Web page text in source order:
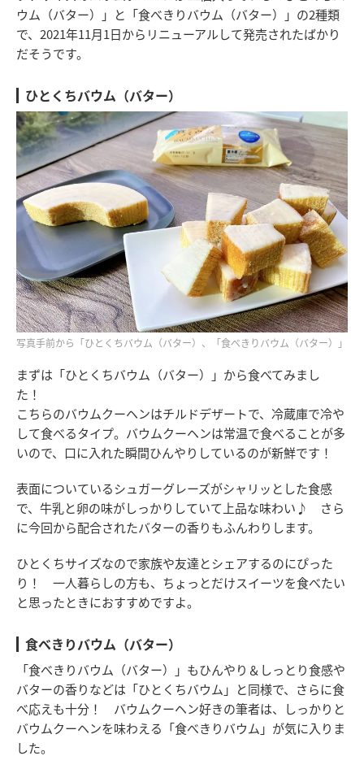
ウム（バター）」と「食べきりバウム（バター）」の2種類
で、2021年11月1日からリニューアルして発売されたばかり
だそうです。
ひとくちバウム（バター）
写真手前から「ひとくちバウム（バター）、「食べきりバウム（バター）」
まずは「ひとくちバウム（バター）」から食べてみまし
た！
こちらのバウムクーヘンはチルドデザートで、冷蔵庫で冷や
して食べるタイプ。バウムクーヘンは常温で食べることが多
いので、口に入れた瞬間ひんやりしているのが新鮮です！
表面についているシュガーグレーズがシャリッとした食感
で、牛乳と卵の味がしっかりしていて上品な味わい♪ さら
に今回から配合されたバターの香りもふんわりします。
ひとくちサイズなので家族や友達とシェアするのにぴった
り！ 一人暮らしの方も、ちょっとだけスイーツを食べたい
と思ったときにおすすめですよ。
食べきりバウム（バター）
「食べきりバウム（バター）」もひんやり＆しっとり食感や
バターの香りなどは「ひとくちバウム」と同様で、さらに食
べ応えも十分！ バウムクーヘン好きの筆者は、しっかりと
バウムクーヘンを味わえる「食べきりバウム」が気に入りま
した。